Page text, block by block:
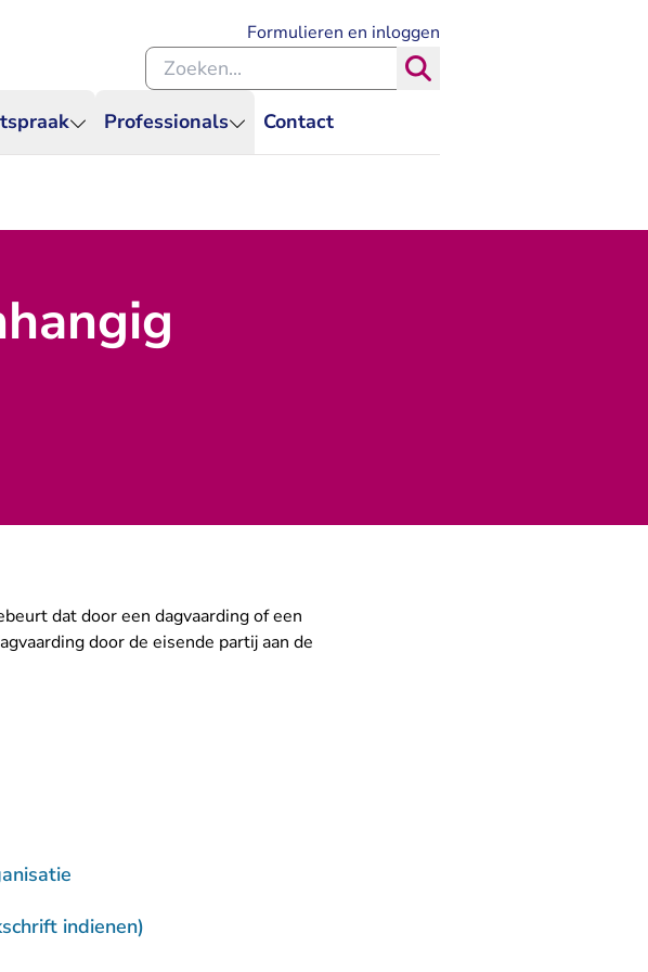
Professionals Contact
Formulieren en inloggen
Zoeken binnen de Rechtspraak
dat door een dagvaarding of een
door de eisende partij aan de
indienen)